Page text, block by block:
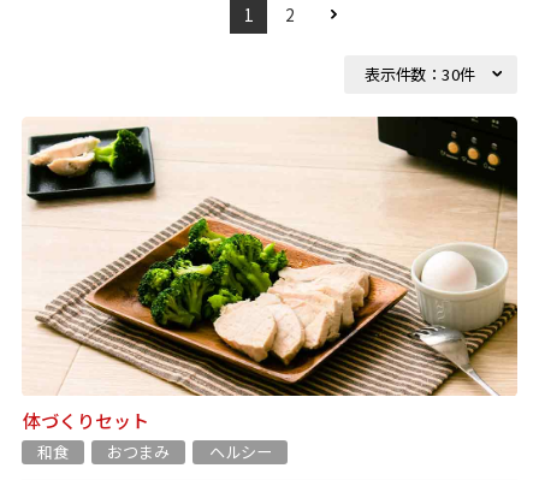
1 2
体づくりセット
和食 おつまみ ヘルシー